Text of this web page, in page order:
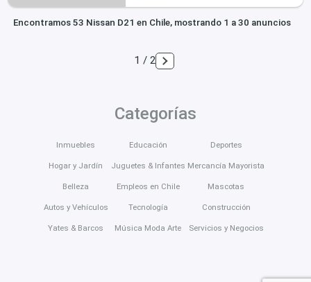
Encontramos 53 Nissan D21 en Chile, mostrando 1 a 30 anuncios
1 / 2
Categorías
Inmuebles
Hogar y Jardín
Belleza
Autos y Vehículos
Yates & Barcos
Educación
Juguetes & Infantes
Empleos en Chile
Tecnología
Música Moda Arte
Deportes
Mercancía Mayorista
Mascotas
Construcción
Servicios y Negocios